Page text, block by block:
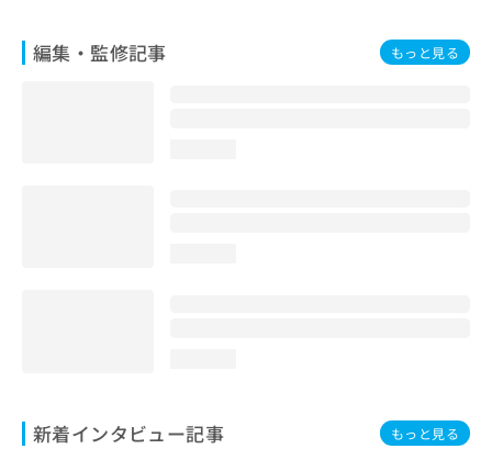
編集・監修記事 もっと見る
新着インタビュー記事 もっと見る